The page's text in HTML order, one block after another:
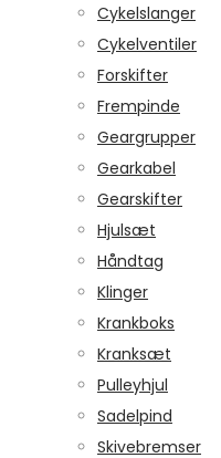
Cykelslanger
Cykelventiler
Forskifter
Frempinde
Geargrupper
Gearkabel
Gearskifter
Hjulsæt
Håndtag
Klinger
Krankboks
Kranksæt
Pulleyhjul
Sadelpind
Skivebremser